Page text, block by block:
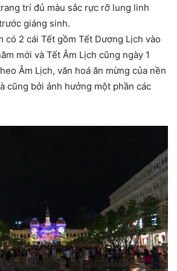
trí đủ màu sắc rực rỡ lung linh
giáng sinh.
có 2 cái Tết gồm Tết Dương Lịch vào
mới và Tết Âm Lịch cũng ngày 1
Âm Lịch, văn hoá ăn mừng của nền
cũng bởi ảnh hưởng một phần các